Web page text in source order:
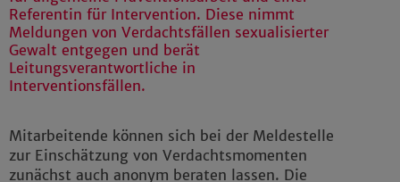
Referentin für Intervention. Diese nimmt
Meldungen von Verdachtsfällen sexualisierter
Gewalt entgegen und berät
Leitungsverantwortliche in
Interventionsfällen.
Mitarbeitende können sich bei der Meldestelle
zur Einschätzung von Verdachtsmomenten
zunächst auch anonym beraten lassen. Die